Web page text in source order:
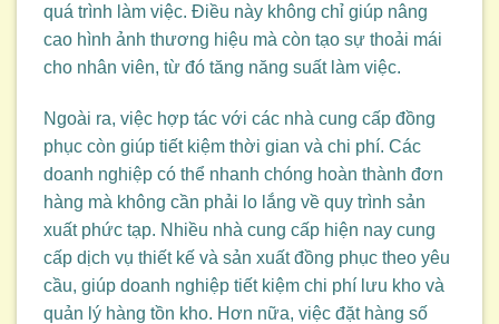
quá trình làm việc. Điều này không chỉ giúp nâng
cao hình ảnh thương hiệu mà còn tạo sự thoải mái
cho nhân viên, từ đó tăng năng suất làm việc.
Ngoài ra, việc hợp tác với các nhà cung cấp đồng
phục còn giúp tiết kiệm thời gian và chi phí. Các
doanh nghiệp có thể nhanh chóng hoàn thành đơn
hàng mà không cần phải lo lắng về quy trình sản
xuất phức tạp. Nhiều nhà cung cấp hiện nay cung
cấp dịch vụ thiết kế và sản xuất đồng phục theo yêu
cầu, giúp doanh nghiệp tiết kiệm chi phí lưu kho và
quản lý hàng tồn kho. Hơn nữa, việc đặt hàng số